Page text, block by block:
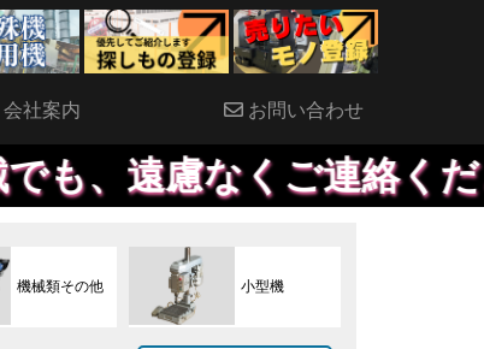
会社案内 お問い合わせ
ご連絡ください。出来
機械類その他 小型機